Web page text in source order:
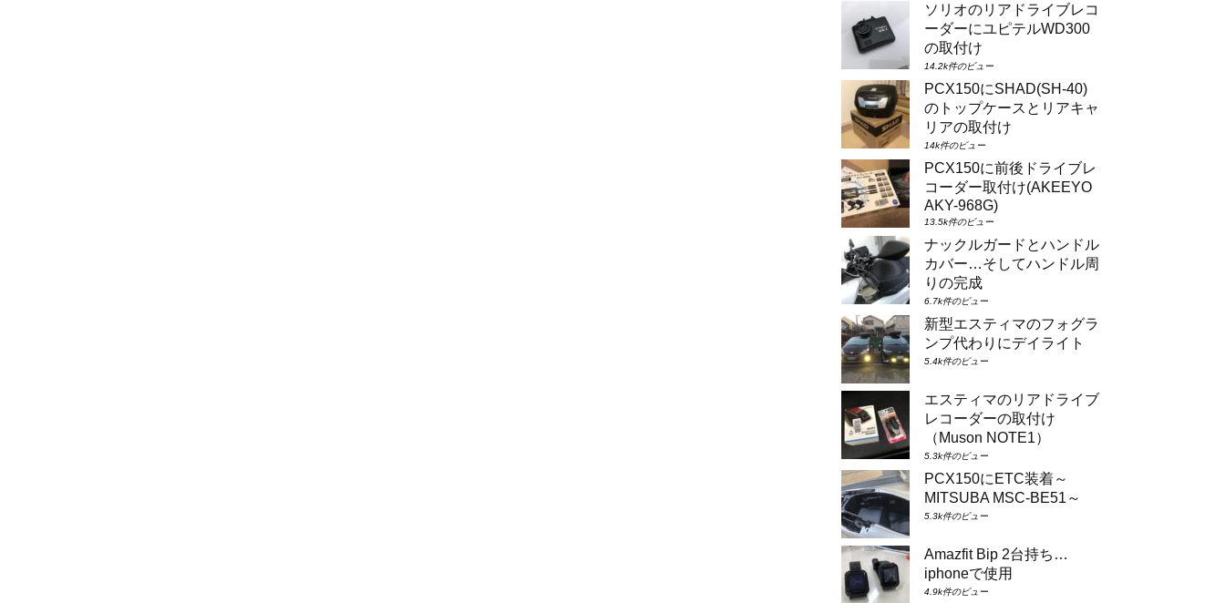
ソリオのリアドライブレコ
ーダーにユピテルWD300
の取付け
14.2k件のビュー
PCX150にSHAD(SH-40)
のトップケースとリアキャ
リアの取付け
14k件のビュー
PCX150に前後ドライブレ
コーダー取付け(AKEEYO
AKY-968G)
13.5k件のビュー
ナックルガードとハンドル
カバー…そしてハンドル周
りの完成
6.7k件のビュー
新型エスティマのフォグラ
ンプ代わりにデイライト
5.4k件のビュー
エスティマのリアドライブ
レコーダーの取付け
（Muson NOTE1）
5.3k件のビュー
PCX150にETC装着～
MITSUBA MSC-BE51～
5.3k件のビュー
Amazfit Bip 2台持ち…
iphoneで使用
4.9k件のビュー